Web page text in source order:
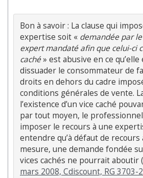
Bon à savoir : La clause qui
expertise soit « demandée par
expert mandaté afin que celui-ci
caché » est abusive en ce
dissuader le consommateur de
droits en dehors du cadre
conditions générales de vente.
l’existence d’un vice caché
par tout moyen, le
imposer le recours à une
entendre qu’à défaut de recours
mesure, une demande fondée
vices cachés ne pourrait aboutir (
mars 2008, Cdiscount, RG 3703-